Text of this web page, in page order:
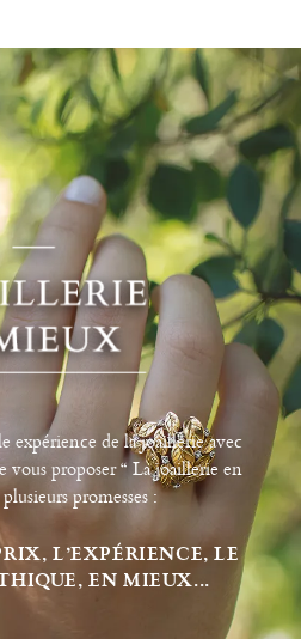
expérience de la joaillerie avec
vous proposer “ La joaillerie en
promesses :
L’EXPÉRIENCE, LE
EN MIEUX...